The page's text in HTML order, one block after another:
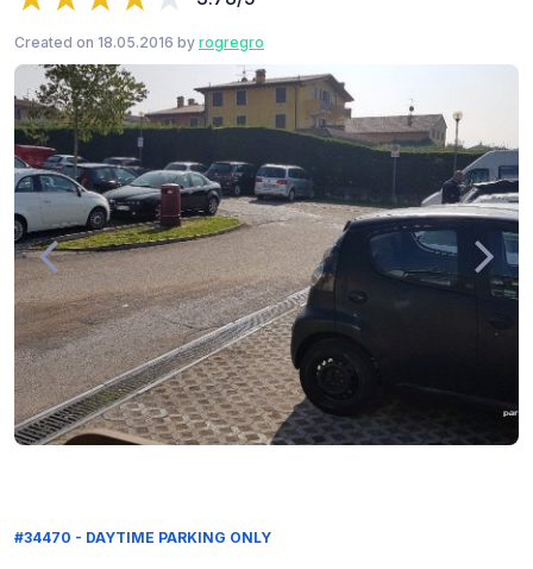
Created on 18.05.2016 by rogregro
#34470 - DAYTIME PARKING ONLY